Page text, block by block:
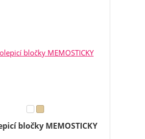
bločky MEMOSTICKY